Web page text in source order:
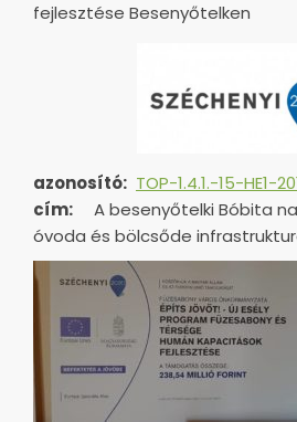
fejlesztése Besenyőtelken
azonosító: TOP-1.4.1.-15-HE1-
cím:
A besenyőtelki Bóbita
óvoda és bölcsőde